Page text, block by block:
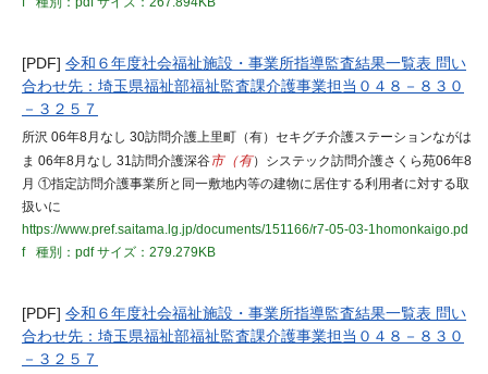
[PDF] 令和６年度社会福祉施設・事業所指導監査結果一覧表 問い
合わせ先：埼玉県福祉部福祉監査課介護事業担当０４８－８３０
－３２５７
所沢 06年8月なし 30訪問介護上里町（有）セキグチ介護ステーションながは
ま 06年8月なし 31訪問介護深谷市（有）システック訪問介護さくら苑06年8
月 ①指定訪問介護事業所と同一敷地内等の建物に居住する利用者に対する取
扱いに
https://www.pref.saitama.lg.jp/documents/151166/r7-05-03-1homonkaigo.pd
f
種別：pdfサイズ：279.279KB
[PDF] 令和６年度社会福祉施設・事業所指導監査結果一覧表 問い
合わせ先：埼玉県福祉部福祉監査課介護事業担当０４８－８３０
－３２５７